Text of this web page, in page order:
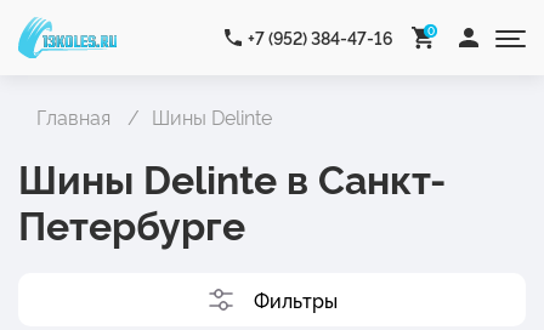
+7 (952) 384-47-16 0
Главная Шины Delinte
Шины Delinte в Санкт-
Петербурге
Фильтры